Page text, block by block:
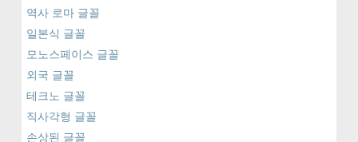
역사 로마 글꼴
일본식 글꼴
모노스페이스 글꼴
외국 글꼴
테크노 글꼴
직사각형 글꼴
손상된 글꼴